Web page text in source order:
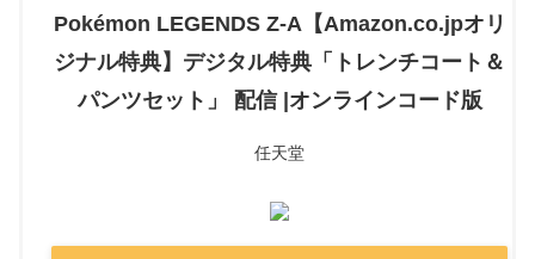
Pokémon LEGENDS Z-A【Amazon.co.jpオリ
ジナル特典】デジタル特典「トレンチコート＆
パンツセット」 配信 |オンラインコード版
任天堂